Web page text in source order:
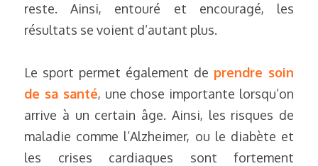
reste. Ainsi, entouré et encouragé, les
résultats se voient d’autant plus.
Le sport permet également de prendre soin
de sa santé, une chose importante lorsqu’on
arrive à un certain âge. Ainsi, les risques de
maladie comme l’Alzheimer, ou le diabète et
les crises cardiaques sont fortement